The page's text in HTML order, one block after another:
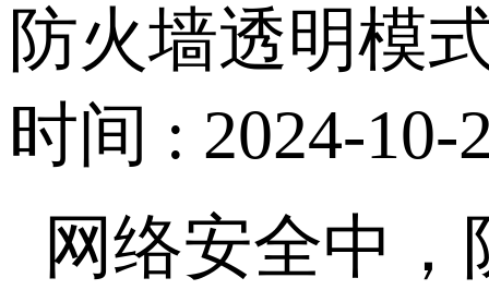
防火墙透明模
时间 : 2024-10-
网络安全中